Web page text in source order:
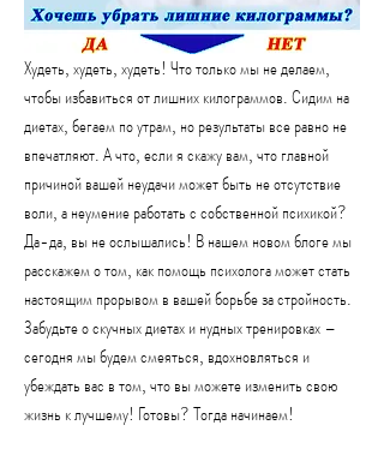
Худеть, худеть, худеть! Что только мы не делаем,
чтобы избавиться от лишних килограммов. Сидим на
диетах, бегаем по утрам, но результаты все равно не
впечатляют. А что, если я скажу вам, что главной
причиной вашей неудачи может быть не отсутствие
воли, а неумение работать с собственной психикой?
Да-да, вы не ослышались! В нашем новом блоге мы
расскажем о том, как помощь психолога может стать
настоящим прорывом в вашей борьбе за стройность.
Забудьте о скучных диетах и нудных тренировках –
сегодня мы будем смеяться, вдохновляться и
убеждать вас в том, что вы можете изменить свою
жизнь к лучшему! Готовы? Тогда начинаем!